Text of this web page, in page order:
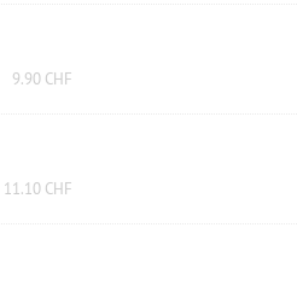
9.90 CHF
11.10 CHF